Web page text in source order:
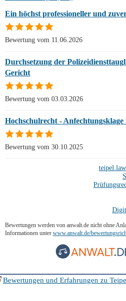
Ein höchst professioneller und
Bewertung vom 11.06.2026
Durchsetzung der
Gericht
Bewertung vom 03.03.2026
Hochschulrecht - Anfechtungsklage
Bewertung vom 30.10.2025
Bewertungen werden von anwalt.de nicht ohne
Informationen unter www.anwalt.de/
Bewertungen und Erfahrungen zu